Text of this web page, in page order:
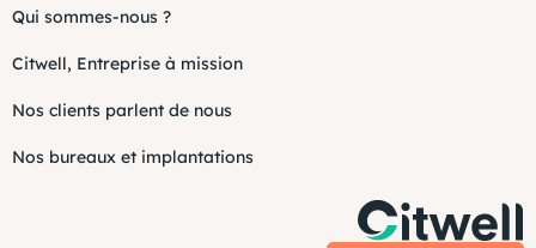
Qui sommes-nous ?
Citwell, Entreprise à mission
Nos clients parlent de nous
Nos bureaux et implantations